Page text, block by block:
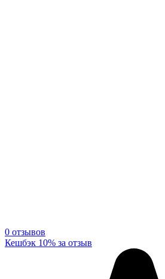
0 отзывов
Кешбэк 10% за отзыв